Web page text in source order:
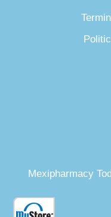
Mexipharmacy